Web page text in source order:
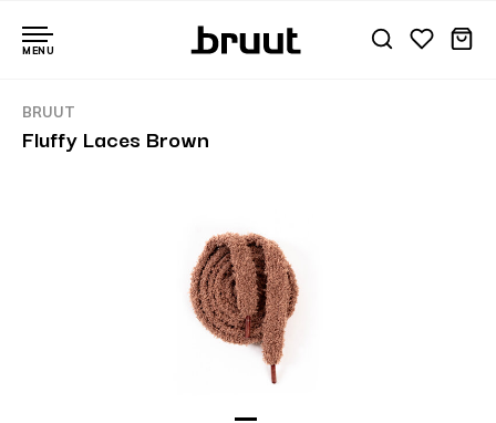
MENU
BRUUT
Fluffy Laces Brown